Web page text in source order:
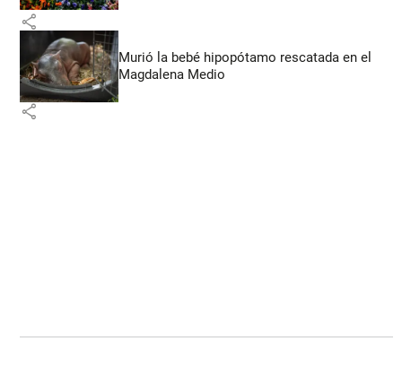
share
Murió la bebé hipopótamo rescatada en el
Magdalena Medio
share